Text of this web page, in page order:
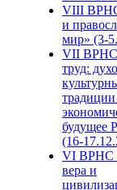
VIII
и
мир» (3-
VII ВРНС
труд:
будущее
(16-
VI ВРНС
вера и